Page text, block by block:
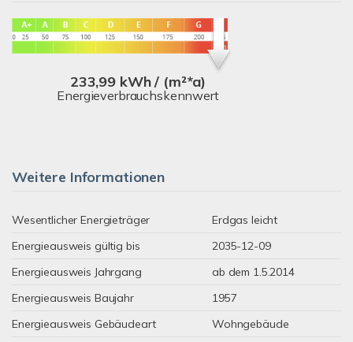
233,99 kWh / (m²*a)
Energieverbrauchskennwert
Weitere Informationen
Wesentlicher Energieträger
Erdgas leicht
Energieausweis gültig bis
2035-12-09
Energieausweis Jahrgang
ab dem 1.5.2014
Energieausweis Baujahr
1957
Energieausweis Gebäudeart
Wohngebäude